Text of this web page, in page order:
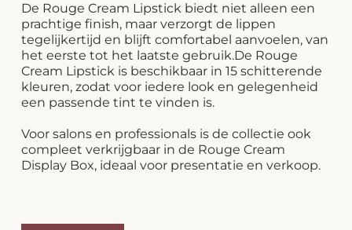
De Rouge Cream Lipstick biedt niet alleen een
prachtige finish, maar verzorgt de lippen
tegelijkertijd en blijft comfortabel aanvoelen, van
het eerste tot het laatste gebruik.De Rouge
Cream Lipstick is beschikbaar in 15 schitterende
kleuren, zodat voor iedere look en gelegenheid
een passende tint te vinden is.
Voor salons en professionals is de collectie ook
compleet verkrijgbaar in de Rouge Cream
Display Box, ideaal voor presentatie en verkoop.